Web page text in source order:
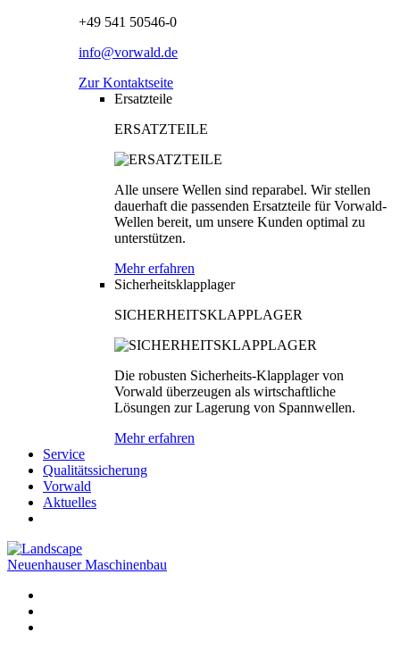
+49 541 50546-0
info@vorwald.de
Zur Kontaktseite
Ersatzteile
ERSATZTEILE
Alle unsere Wellen sind reparabel. Wir stellen
dauerhaft die passenden Ersatzteile für Vorwald-
Wellen bereit, um unsere Kunden optimal zu
unterstützen.
Mehr erfahren
Sicherheitsklapplager
SICHERHEITSKLAPPLAGER
Die robusten Sicherheits-Klapplager von
Vorwald überzeugen als wirtschaftliche
Lösungen zur Lagerung von Spannwellen.
Mehr erfahren
Service
Qualitätssicherung
Vorwald
Aktuelles
Neuenhauser Maschinenbau